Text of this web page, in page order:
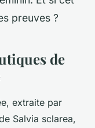
preuves ?
de
extraite par
Salvia sclarea,